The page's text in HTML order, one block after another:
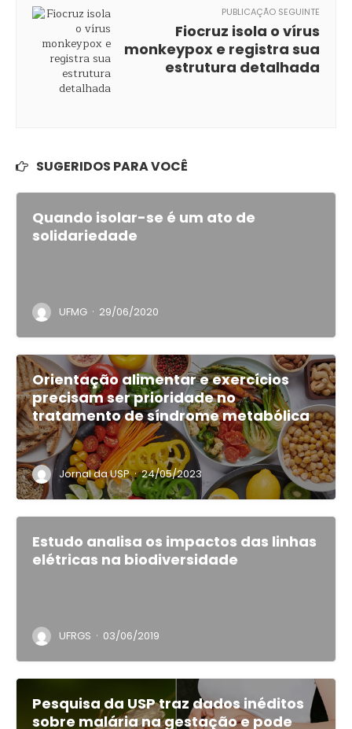
PUBLICAÇÃO SEGUINTE
Fiocruz isola o vírus
monkeypox e registra sua
estrutura detalhada
SUGERIDOS PARA VOCÊ
Quando isolar-se é um ato de
solidariedade
UFMG · 29/06/2020
Orientação alimentar e exercícios
precisam ser prioridade no
tratamento de síndrome metabólica
Jornal da USP · 24/05/2023
Estudo analisa os impactos das linhas
elétricas na biodiversidade
UFRGS · 03/06/2019
Pesquisa da USP traz dados inéditos
sobre malária na gestação e pode